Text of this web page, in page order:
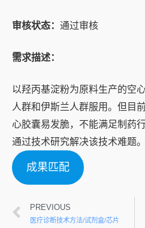
审核状态： 通过审核
需求描述：
以羟丙基淀粉为原料生产的空
人群和伊斯兰人群服用。但目
心胶囊易发脆，不能满足制药
通过技术研究解决该技术难题。
成果匹配
PREVIOUS
医疗诊断技术方法/试剂盒/芯片